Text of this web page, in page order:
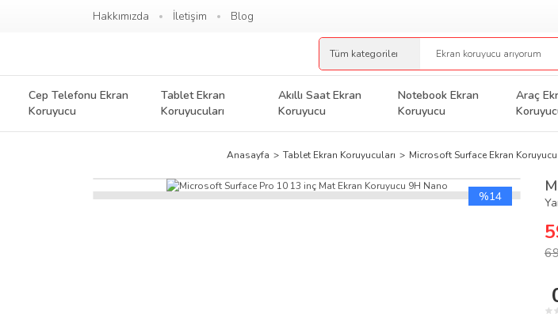
Hakkımızda İletişim Blog
Cep Telefonu Ekran
Koruyucu
Tablet Ekran
Koruyucuları
Akıllı Saat Ekran
Koruyucu
Notebook Ekran
Koruyucu
Araç
Anasayfa Tablet Ekran Koruyucuları Microsoft Surface Ekran Koruyucu
%14
★